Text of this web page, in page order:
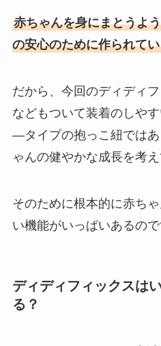
赤ちゃんを身にまとうよ
の安心のために作られて
だから、今回のディディ
などもついて装着のしや
―タイプの抱っこ紐では
ゃんの健やかな成長を考
そのために根本的に赤ち
い機能がいっぱいあるので
ディディフィックスは
る？